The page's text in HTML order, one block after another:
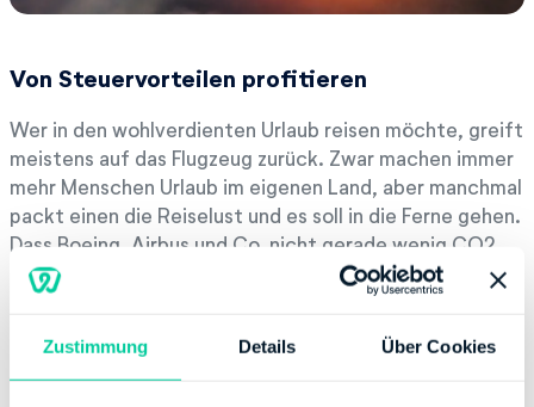
Zustimmung Details Über Cookies
Von Steuervorteilen profitieren
Wer in den wohlverdienten Urlaub reisen möchte, greift
meistens auf das Flugzeug zurück. Zwar machen immer
mehr Menschen Urlaub im eigenen Land, aber manchmal
packt einen die Reiselust und es soll in die Ferne gehen.
Dass Boeing, Airbus und Co. nicht gerade wenig CO2
ausstoßen, ist jedem bekannt.
Reisenden einen Klima-Beitrag, um das schlechte
Gewissen wenigstens ein bisschen aufpolieren zu